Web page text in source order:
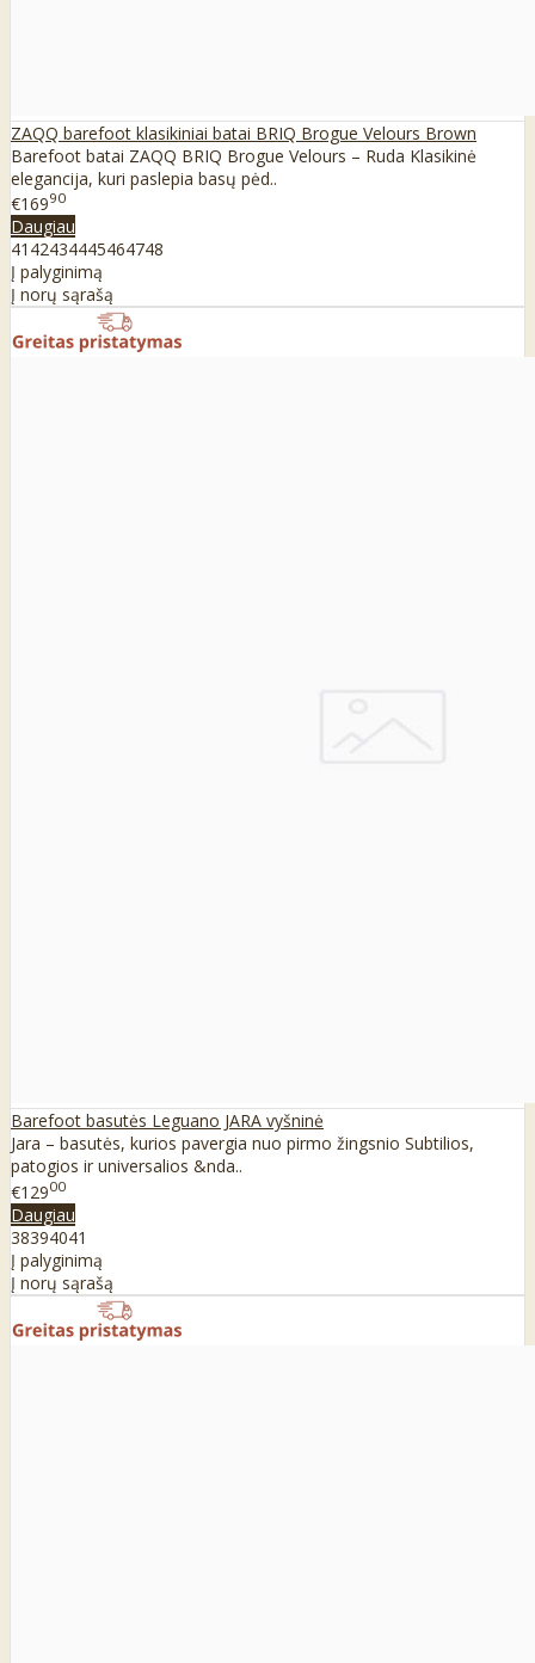
ZAQQ barefoot klasikiniai batai BRIQ Brogue Velours Brown
Barefoot batai ZAQQ BRIQ Brogue Velours – Ruda Klasikinė
elegancija, kuri paslepia basų pėd..
€16990
Daugiau
41 42434445464748
Į palyginimą
Į norų sąrašą
Barefoot basutės Leguano JARA vyšninė
Jara – basutės, kurios pavergia nuo pirmo žingsnio Subtilios,
patogios ir universalios &nda..
€12900
Daugiau
38394041
Į palyginimą
Į norų sąrašą